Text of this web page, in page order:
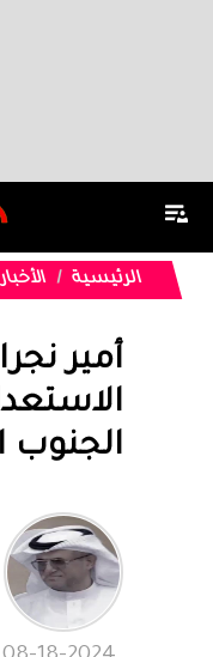
الرئيسية الأخبار
أمير
الجنوب